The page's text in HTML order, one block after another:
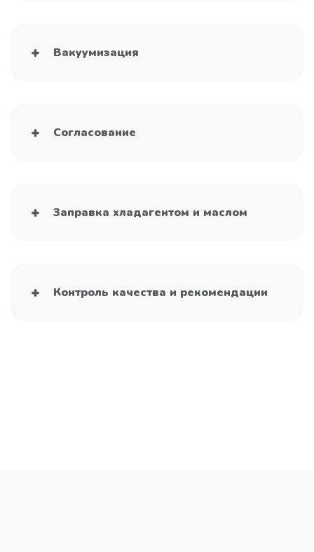
Вакуумизация
Согласование
Заправка хладагентом и маслом
Контроль качества и рекомендации